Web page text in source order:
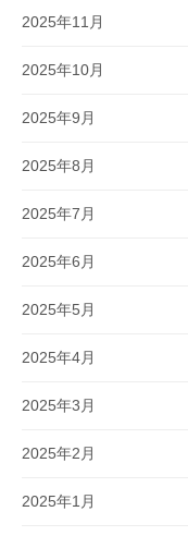
2025年11月
2025年10月
2025年9月
2025年8月
2025年7月
2025年6月
2025年5月
2025年4月
2025年3月
2025年2月
2025年1月